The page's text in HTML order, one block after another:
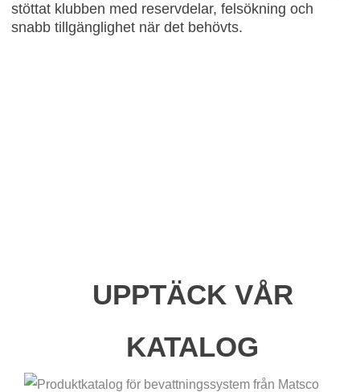
stöttat klubben med reservdelar, felsökning och
snabb tillgänglighet när det behövts.
UPPTÄCK VÅR
KATALOG